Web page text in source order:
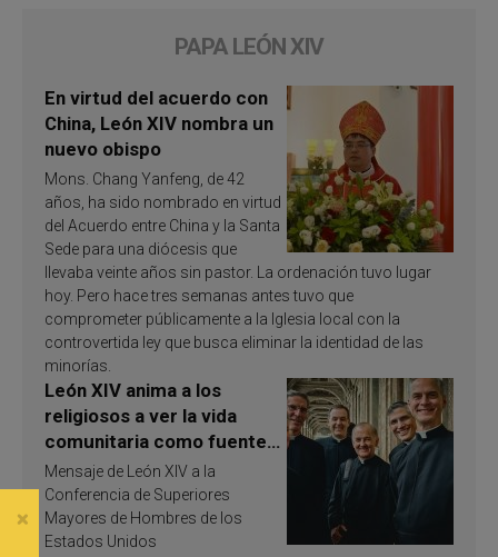
PAPA LEÓN XIV
En virtud del acuerdo con
China, León XIV nombra un
nuevo obispo
Mons. Chang Yanfeng, de 42
años, ha sido nombrado en virtud
del Acuerdo entre China y la Santa
Sede para una diócesis que
llevaba veinte años sin pastor. La ordenación tuvo lugar
hoy. Pero hace tres semanas antes tuvo que
comprometer públicamente a la Iglesia local con la
controvertida ley que busca eliminar la identidad de las
minorías.
León XIV anima a los
religiosos a ver la vida
comunitaria como fuente
de inspiración y
santificación
Mensaje de León XIV a la
Conferencia de Superiores
Mayores de Hombres de los
Estados Unidos